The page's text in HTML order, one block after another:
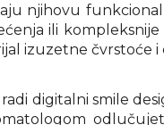
njihovu
ili kompleksnije
izuzetne čvrstoće i
digitalni smile